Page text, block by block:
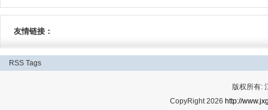
友情链接：
RSS Tags
版权所有:
CopyRight 2026 http://